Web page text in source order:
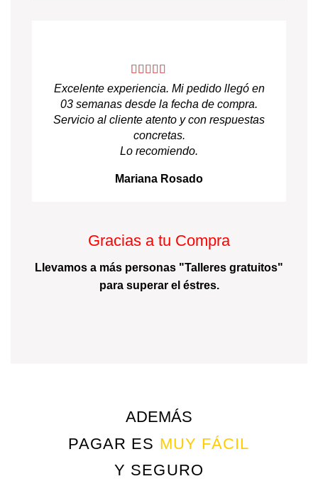
Excelente experiencia. Mi pedido llegó en
03 semanas desde la fecha de compra.
Servicio al cliente atento y con respuestas
concretas.
Lo recomiendo.
Mariana Rosado
Gracias a tu Compra
Llevamos a más personas "Talleres gratuitos"
para superar el éstres.
ADEMÁS
PAGAR ES MUY FÁCIL
Y SEGURO